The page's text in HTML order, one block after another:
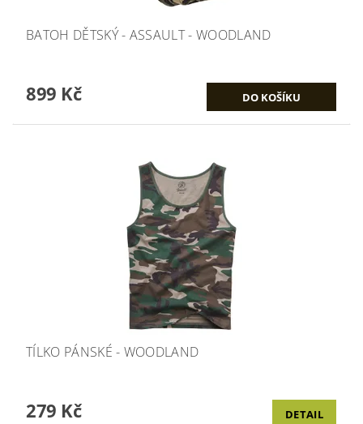
BATOH DĚTSKÝ - ASSAULT - WOODLAND
899 Kč
TÍLKO PÁNSKÉ - WOODLAND
279 Kč DETAIL